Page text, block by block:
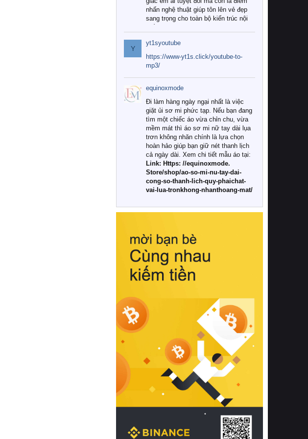
nhấn nghệ thuật giúp tôn lên vẻ đẹp
sang trọng cho toàn bộ kiến trúc nội
Tuy nhiên, giữa thị trường đa dạng
với vô vàn thương hiệu và mẫu mã
như hiện nay, làm thế nào để chọn
được những bộ chăn ga gối đệm cao
cấp thực sự chất lượng, phù hợp với
khí hậu và nhu cầu sử dụng của gia
đình? Hãy cùng chúng tôi đi tìm lời
giải đáp chi tiết qua bài viết dưới đây.
1. Tại sao các gia đình hiện đại lại ưa
chuộng chăn ga gối đệm cao cấp?
Khác với các dòng sản phẩm thông
thường, những bộ chăn ga gối đệm
cao cấp trải qua quy trình sản xuất
nghiêm ngặt từ khâu chọn lọc nguyên
liệu tự nhiên đến công nghệ dệt
nhuộm hiện đại không chứa hóa chất
này, bạn sẽ cảm nhận rõ rệt sự khác
hồi chuẩn xác của phần đệm nâng đỡ
cột sống.
Bên cạnh đó, việc lựa chọn các dòng
sản phẩm đạt chuẩn chất lượng quốc
tế còn giúp ngăn ngừa tình trạng kích
khuẩn và nấm mốc trong điều kiện
thời tiết nóng ẩm. Bạn có thể tìm hiểu
thêm các nghiên cứu khoa học về tác
động của giấc ngủ và môi trường
phòng ngủ đối với sức khỏe con
người tại Sleep Foundation (External
Link) để có cái nhìn toàn diện hơn.
2. Các tiêu chí vàng khi lựa chọn
chăn ga gối đệm cao cấp cho phòng
ngủ
Để sở hữu một bộ chăn ga gối đệm
cao cấp hoàn hảo cả về thẩm mỹ lẫn
công năng, người tiêu dùng cần cân
nhắc kỹ lưỡng các tiêu chí quan trọng
Y
yt1syoutube
https://www-yt1s.click/youtube-to-
mp3/
equinoxmode
Đi làm hàng ngày ngại nhất là việc
giặt ủi sơ mi phức tạp. Nếu bạn đang
tìm một chiếc áo vừa chỉn chu, vừa
mềm mát thì áo sơ mi nữ tay dài lụa
trơn không nhăn chính là lựa chọn
hoàn hảo giúp bạn giữ nét thanh lịch
cả ngày dài. Xem chi tiết mẫu áo tại:
Link: Https: //equinoxmode.
Store/shop/ao-so-mi-nu-tay-dai-
cong-so-thanh-lich-quy-phaichat-
vai-lua-tronkhong-nhanthoang-mat/